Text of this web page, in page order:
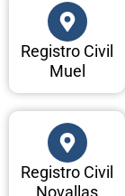
Registro Civil
Muel
Registro Civil
Novallas